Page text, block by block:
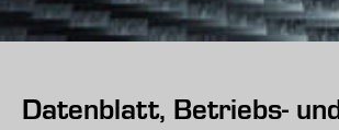
Datenblatt, Betriebs- und